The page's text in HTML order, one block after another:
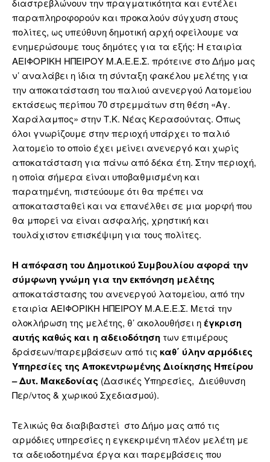
διαστρεβλώνουν την πραγματικότητα και εντέλει
παραπληροφορούν και προκαλούν σύγχυση στους
πολίτες, ως υπεύθυνη δημοτική αρχή οφείλουμε να
ενημερώσουμε τους δημότες για τα εξής: Η εταιρία
ΑΕΙΦΟΡΙΚΗ ΗΠΕΙΡΟΥ Μ.Α.Ε.Ε.Σ. πρότεινε στο Δήμο μας
ν’ αναλάβει η ίδια τη σύνταξη φακέλου μελέτης για
την αποκατάσταση του παλιού ανενεργού Λατομείου
εκτάσεως περίπου 70 στρεμμάτων στη θέση «Αγ.
Χαράλαμπος» στην Τ.Κ. Νέας Κερασούντας. Όπως
όλοι γνωρίζουμε στην περιοχή υπάρχει το παλιό
λατομείο το οποίο έχει μείνει ανενεργό και χωρίς
αποκατάσταση για πάνω από δέκα έτη. Στην περιοχή,
η οποία σήμερα είναι υποβαθμισμένη και
παρατημένη, πιστεύουμε ότι θα πρέπει να
αποκατασταθεί και να επανέλθει σε μια μορφή που
θα μπορεί να είναι ασφαλής, χρηστική και
τουλάχιστον επισκέψιμη για τους πολίτες.
Η απόφαση του Δημοτικού Συμβουλίου αφορά την
σύμφωνη γνώμη για την εκπόνηση μελέτης
αποκατάστασης του ανενεργού λατομείου, από την
εταιρία ΑΕΙΦΟΡΙΚΗ ΗΠΕΙΡΟΥ Μ.Α.Ε.Ε.Σ. Μετά την
ολοκλήρωση της μελέτης, θ’ ακολουθήσει η έγκριση
αυτής καθώς και η αδειοδότηση των επιμέρους
δράσεων/παρεμβάσεων από τις καθ΄ ύλην αρμόδιες
Υπηρεσίες της Αποκεντρωμένης Διοίκησης Ηπείρου
– Δυτ. Μακεδονίας (Δασικές Υπηρεσίες, Διεύθυνση
Περ/ντος & χωρικού Σχεδιασμού).
Τελικώς θα διαβιβαστεί στο Δήμο μας από τις
αρμόδιες υπηρεσίες η εγκεκριμένη πλέον μελέτη με
τα αδειοδοτημένα έργα και παρεμβάσεις που